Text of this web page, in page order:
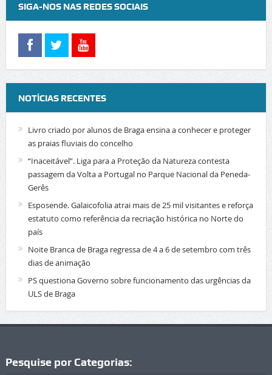
SIGA-NOS NAS REDES SOCIAIS
NOTÍCIAS RECENTES
Livro criado por alunos de Braga ensina a conhecer e proteger
as praias fluviais do concelho
“Inaceitável”. Liga para a Proteção da Natureza contesta
passagem da Volta a Portugal no Parque Nacional da Peneda-
Gerês
Esposende. Galaicofolia atrai mais de 25 mil visitantes e reforça
estatuto como referência da recriação histórica no Norte do
país
Noite Branca de Braga regressa de 4 a 6 de setembro com três
dias de animação
PS questiona Governo sobre funcionamento das urgências da
ULS de Braga
Pesquise por Categorias: